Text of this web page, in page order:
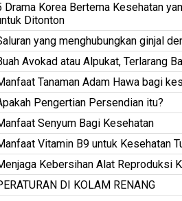
Drama Korea Bertema Kesehatan
Ditonton
yang menghubungkan ginjal
Avokad atau Alpukat, Terlarang
Tanaman Adam Hawa bagi
Pengertian Persendian itu?
Senyum Bagi Kesehatan
Vitamin B9 untuk Kesehatan
Kebersihan Alat Reproduksi
DI KOLAM RENANG